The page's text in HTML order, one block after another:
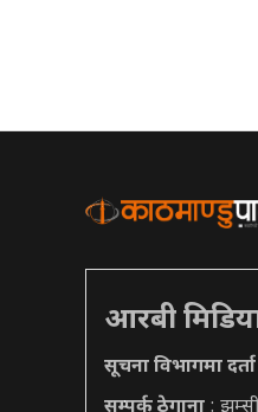
आरबी मिडिया
सूचना विभागमा